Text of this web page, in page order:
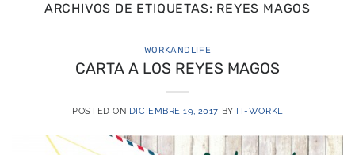
ARCHIVOS DE ETIQUETAS: REYES MAGOS
WORKANDLIFE
CARTA A LOS REYES MAGOS
POSTED ON DICIEMBRE 19, 2017 BY IT-WORKL